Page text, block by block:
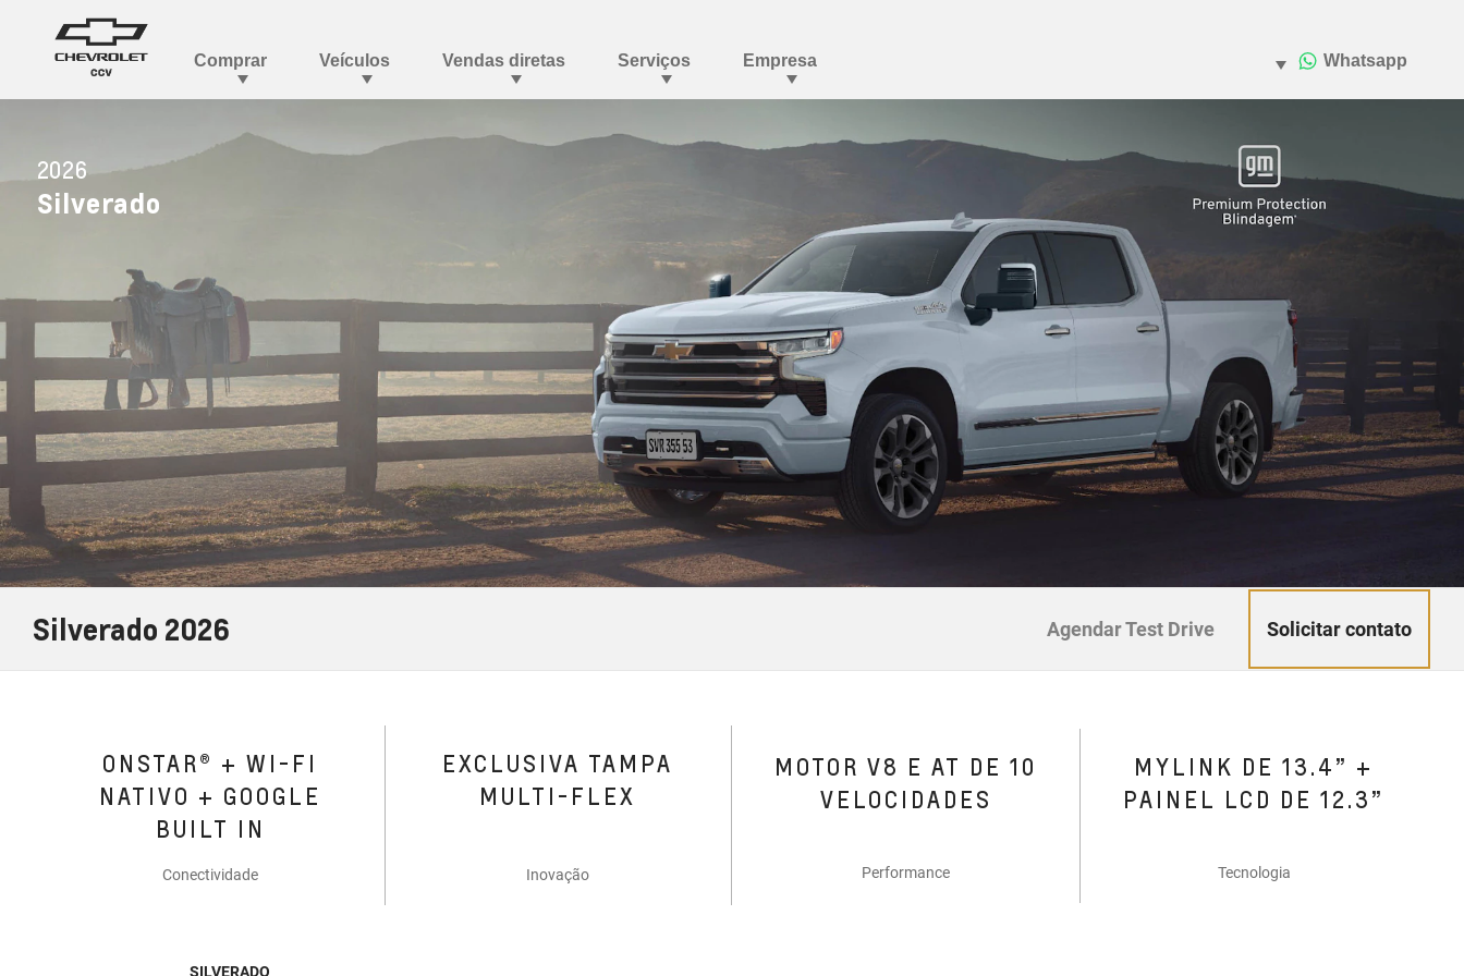
2026
Silverado
Silverado 2026 Agendar Test Drive Solicitar contato
ONSTAR® + WI-FI
NATIVO + GOOGLE
BUILT IN
Conectividade
EXCLUSIVA TAMPA
MULTI-FLEX
Inovação
MOTOR V8 E AT DE 10
VELOCIDADES
Performance
MYLINK DE 13.4” +
PAINEL LCD DE 12.3”
Tecnologia
SILVERADO